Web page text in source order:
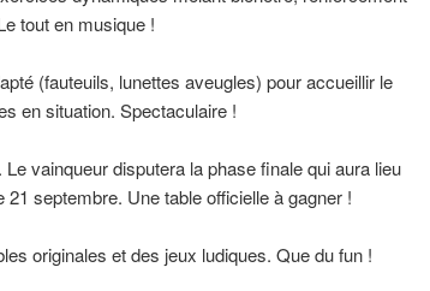
tout en musique !
(fauteuils, lunettes aveugles) pour accueillir le
en situation. Spectaculaire !
vainqueur disputera la phase finale qui aura lieu
septembre. Une table officielle à gagner !
originales et des jeux ludiques. Que du fun !